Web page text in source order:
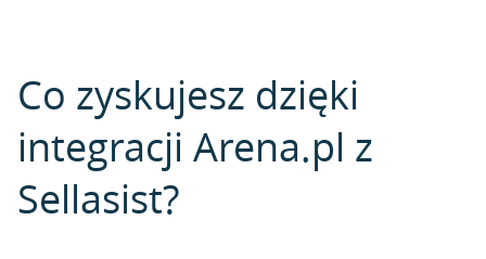
Co zyskujesz dzięki
integracji Arena.pl z
Sellasist?